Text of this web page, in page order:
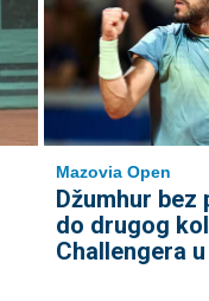
Mazovia Open
Džumhur bez
do drugog
Challengera